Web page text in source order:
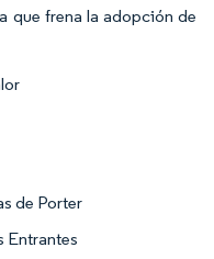
que frena la adopción de
de Porter
Entrantes